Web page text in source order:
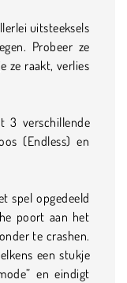
uitsteeksels
Probeer ze
ze raakt, verlies
3 verschillende
(Endless) en
spel opgedeeld
poort aan het
te crashen.
een stukje
en eindigt